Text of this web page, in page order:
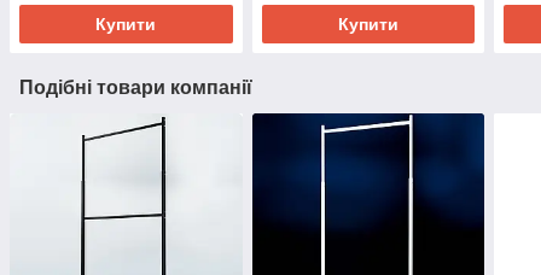
Купити Купити
Подібні товари компанії